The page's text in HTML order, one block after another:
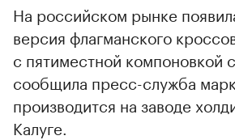
На российском рынке
версия флагманского
с пятиместной компоновкой
сообщила пресс-служба
производится на заводе
Калуге.